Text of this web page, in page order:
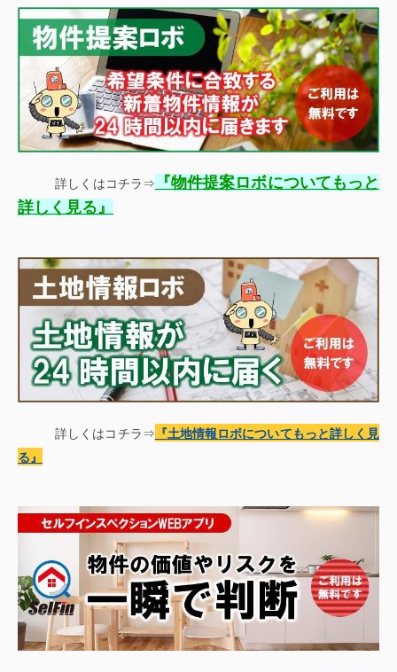
詳しくはコチラ⇒ 『物件提案ロボについてもっと
詳しく見る 』
詳しくはコチラ⇒ 『土地情報ロボについてもっと詳しく見
る 』